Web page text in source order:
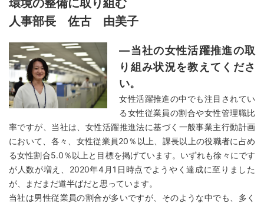
環境の整備に取り組む
人事部長 佐古 由美子
―当社の女性活躍推進の取
り組み状況を教えてくださ
い。
女性活躍推進の中でも注目されてい
る女性従業員の割合や女性管理職比
率ですが、当社は、女性活躍推進法に基づく一般事業主行動計画
において、各々、女性従業員20％以上、課長以上の役職者に占め
る女性割合5.0％以上と目標を掲げています。いずれも徐々にです
が人数が増え、2020年4月1日時点でようやく達成に至りました
が、まだまだ道半ばだと思っています。
当社は男性従業員の割合が多いですが、そのような中でも、多く